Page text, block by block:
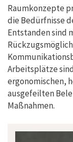
Raumkonzepte
die Bedürfnisse
Entstanden sind
Arbeitsplätze
ergonomischen,
ausgefeilten
Maßnahmen.